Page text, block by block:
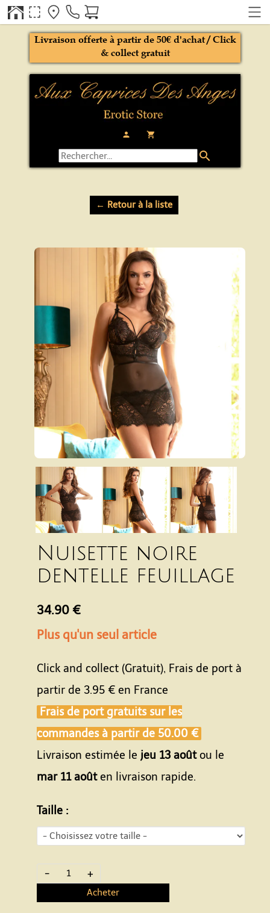
person local_grocery_store
Livraison offerte à partir de 50€ d'achat / Click
& collect gratuit
search
← Retour à la liste
Nuisette noire
dentelle feuillage
34.90 €
Plus qu'un seul article
Click and collect (Gratuit), Frais de port à
partir de 3.95 € en France
Frais de port gratuits sur les
commandes à partir de 50.00 €
Livraison estimée le jeu 13 aoûtou le
mar 11 aoûten livraison rapide.
Taille :
- +
Acheter